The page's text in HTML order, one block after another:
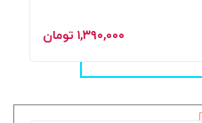
۱,۳۹۰,۰۰۰ تومان